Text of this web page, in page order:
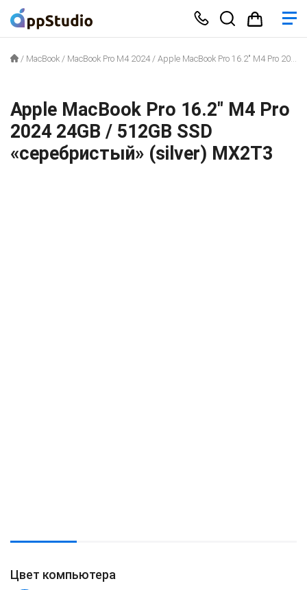
/ MacBook / MacBook Pro M4 2024/ Apple MacBook Pro 16.2″ M4 Pro 2024 24GB / 512GB SSD «серебристый» (silver) MX2T3
Apple MacBook Pro 16.2″ M4 Pro
2024 24GB / 512GB SSD
«серебристый» (silver) MX2T3
Цвет компьютера